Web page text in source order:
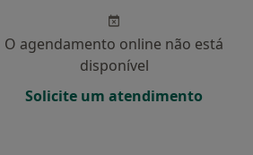
O agendamento online não está
disponível
Solicite um atendimento